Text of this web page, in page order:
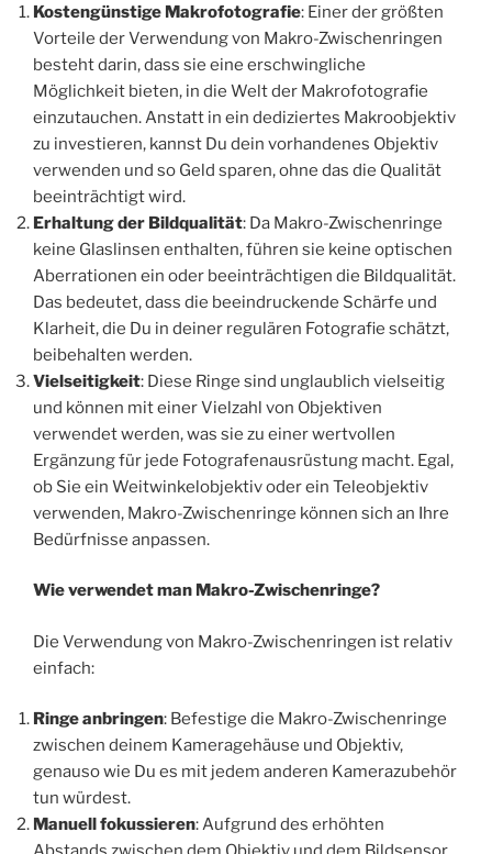
Kostengünstige Makrofotografie: Einer der größten
Vorteile der Verwendung von Makro-Zwischenringen
besteht darin, dass sie eine erschwingliche
Möglichkeit bieten, in die Welt der Makrofotografie
einzutauchen. Anstatt in ein dediziertes Makroobjektiv
zu investieren, kannst Du dein vorhandenes Objektiv
verwenden und so Geld sparen, ohne das die Qualität
beeinträchtigt wird.
Erhaltung der Bildqualität: Da Makro-Zwischenringe
keine Glaslinsen enthalten, führen sie keine optischen
Aberrationen ein oder beeinträchtigen die Bildqualität.
Das bedeutet, dass die beeindruckende Schärfe und
Klarheit, die Du in deiner regulären Fotografie schätzt,
beibehalten werden.
Vielseitigkeit: Diese Ringe sind unglaublich vielseitig
und können mit einer Vielzahl von Objektiven
verwendet werden, was sie zu einer wertvollen
Ergänzung für jede Fotografenausrüstung macht. Egal,
ob Sie ein Weitwinkelobjektiv oder ein Teleobjektiv
verwenden, Makro-Zwischenringe können sich an Ihre
Bedürfnisse anpassen.
Wie verwendet man Makro-Zwischenringe?
Die Verwendung von Makro-Zwischenringen ist relativ
einfach:
Ringe anbringen: Befestige die Makro-Zwischenringe
zwischen deinem Kameragehäuse und Objektiv,
genauso wie Du es mit jedem anderen Kamerazubehör
tun würdest.
Manuell fokussieren: Aufgrund des erhöhten